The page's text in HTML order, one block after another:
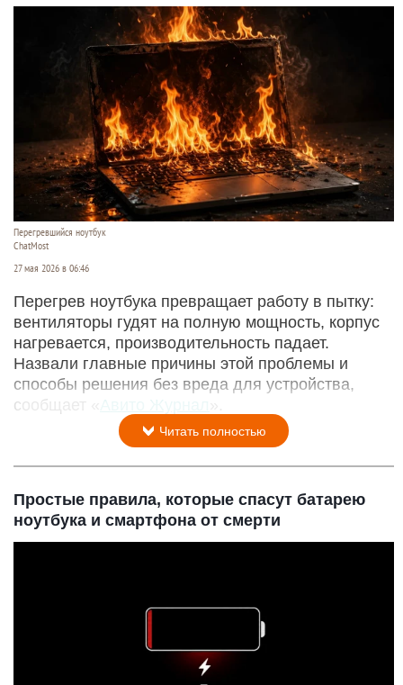
Перегревшийся ноутбук
ChatMost
27 мая 2026 в 06:46
Перегрев ноутбука превращает работу в пытку:
вентиляторы гудят на полную мощность, корпус
нагревается, производительность падает.
Назвали главные причины этой проблемы и
способы решения без вреда для устройства,
сообщает «
Авито Журнал
Читать полностью
Простые правила, которые спасут батарею
ноутбука и смартфона от смерти